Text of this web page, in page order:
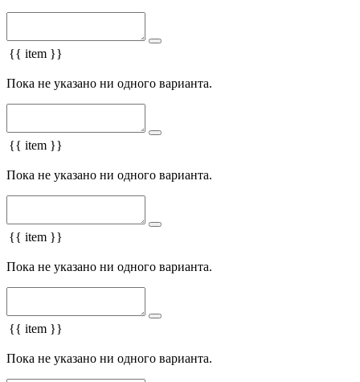
{{ item }}
Пока не указано ни одного варианта.
{{ item }}
Пока не указано ни одного варианта.
{{ item }}
Пока не указано ни одного варианта.
{{ item }}
Пока не указано ни одного варианта.